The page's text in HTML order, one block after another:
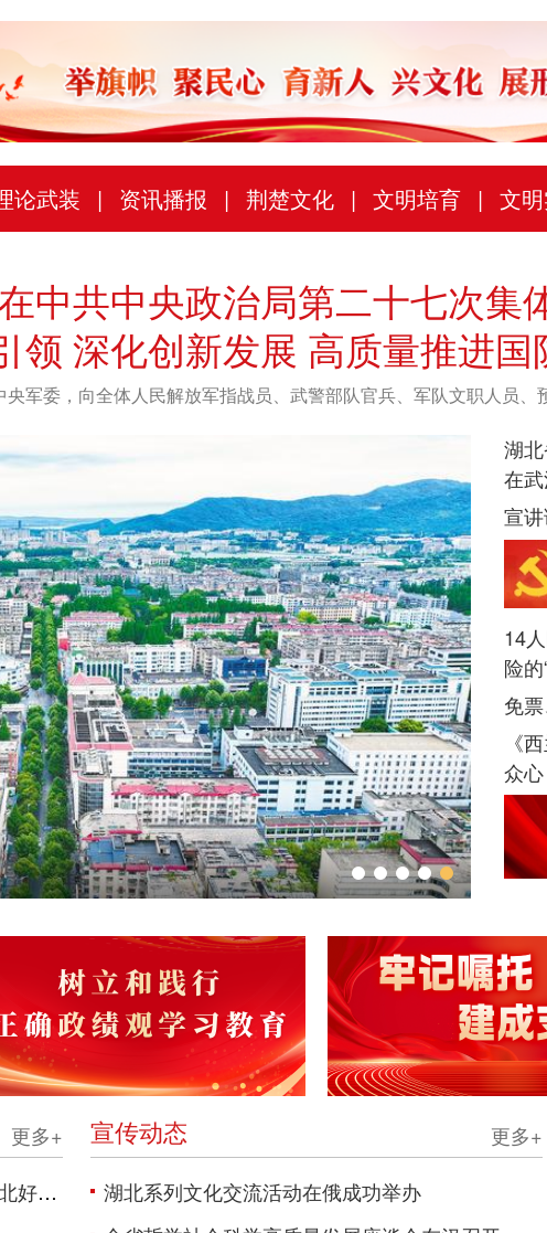
论武装 | 资讯播报 | 荆楚文化 | 文明培育 | 文
中共中央政治局第二十七次集
领 深化创新发展 高质量推进
央军委，向全体人民解放军指战员、武警部队官兵、军队文职人员
街区 《
湖
在
宣
14
险
免
《
众心
更多+
撷英
更多+
宣传动态
湖北系列文化交流活动在俄成功举办